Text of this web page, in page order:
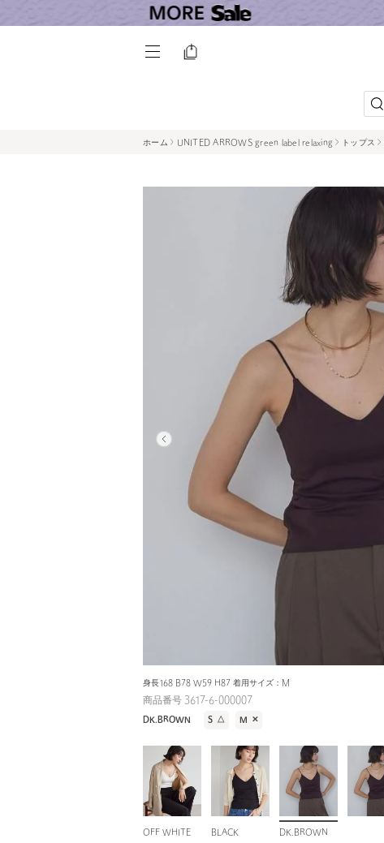
ホーム UNITED ARROWS green label relaxing トップス
身長168 B78 W59 H87 着用サイズ：M
商品番号 3617-6-000007
DK.BROWN S △ M ✕
OFF WHITE BLACK DK.BROWN